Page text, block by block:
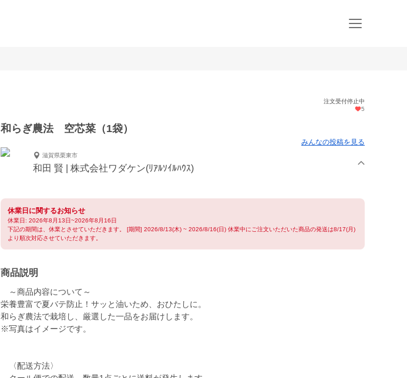
注文受付停止中
5
和らぎ農法 空芯菜（1袋）
みんなの投稿を見る
滋賀県栗東市
和田 賢 | 株式会社ワダケン(ﾘｱﾙｿｲﾙﾊｳｽ)
休業日に関するお知らせ
休業日: 2026年8月13日~2026年8月16日
下記の期間は、休業とさせていただきます。 [期間] 2026/8/13(木) ~ 2026/8/16(日) 休業中にご注文いただいた商品の発送は8/17(月)
より順次対応させていただきます。
商品説明
～商品内容について～
栄養豊富で夏バテ防止！サッと油いため、おひたしに。
和らぎ農法で栽培し、厳選した一品をお届けします。
※写真はイメージです。
〈配送方法〉